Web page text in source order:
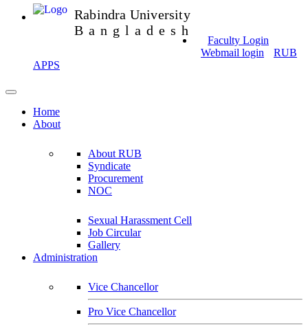
Rabindra University
Bangladesh
Faculty Login
Webmail login
RUB
APPS
Home
About
About RUB
Syndicate
Procurement
NOC
Sexual Harassment Cell
Job Circular
Gallery
Administration
Vice Chancellor
Pro Vice Chancellor